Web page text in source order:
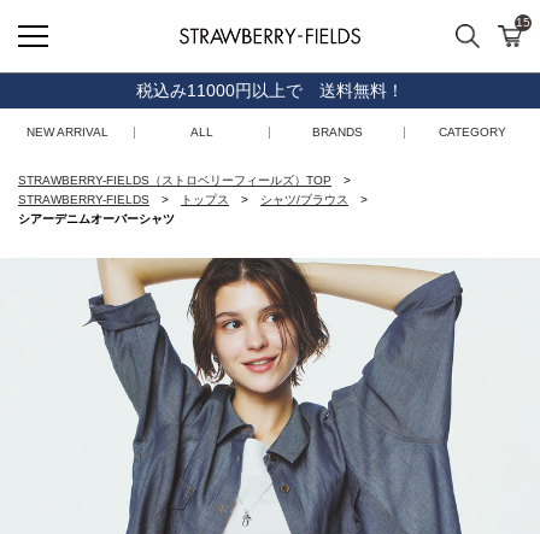
STRAWBERRY-FIELDS
検索 カ
15
税込み11000円以上で 送料無料！
NEW ARRIVAL ALL BRANDS CATEGORY
STRAWBERRY-FIELDS（ストロベリーフィールズ）TOP
STRAWBERRY-FIELDS
トップス
シャツ/ブラウス
シアーデニムオーバーシャツ